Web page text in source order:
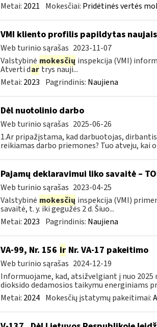
Metai: 2021 Mokesčiai: Pridėtinės vertės
VMI kliento profilis papildytas
Web turinio sąrašas 2023-11-07
Valstybinė mokesčių inspekcija (VMI)
Atverti dartrys nauji...
Metai: 2023 Pagrindinis: Naujiena
Dėl nuotolinio darbo
Web turinio sąrašas 2025-06-26
1.Ar pripažįstama, kad darbuotojas,
reikiamas darbo priemones? Tuo atveju, kai
Pajamų deklaravimui liko savaitė –
Web turinio sąrašas 2023-04-25
Valstybinė mokesčių inspekcija (VMI)
savaitė, t. y. iki gegužės 2 d. Šiuo...
Metai: 2023 Pagrindinis: Naujiena
VA-99, Nr. 156 irNr. VA-17 pakeitimo
Web turinio sąrašas 2024-12-19
Informuojame, kad, atsižvelgiant į nuo 2025
dioksido dedamosios taikymu energiniams
Metai: 2024 Mokesčių įstatymų pakeitimai: